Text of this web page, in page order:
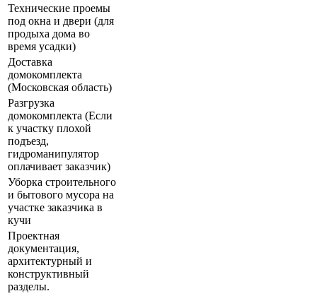
Технические проемы
под окна и двери (для
продыха дома во
время усадки)
Доставка
домокомплекта
(Московская область)
Разгрузка
домокомплекта (Если
к участку плохой
подъезд,
гидроманипулятор
оплачивает заказчик)
Уборка строительного
и бытового мусора на
участке заказчика в
кучи
Проектная
документация,
архитектурный и
конструктивный
разделы.